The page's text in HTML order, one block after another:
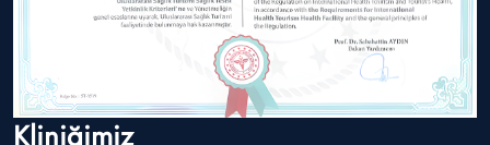
Kliniğimiz